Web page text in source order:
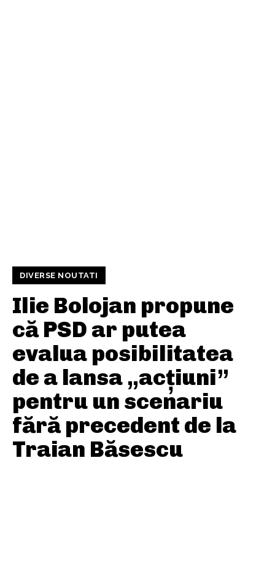
DIVERSE NOUTATI
Ilie Bolojan propune
că PSD ar putea
evalua posibilitatea
de a lansa „acțiuni”
pentru un scenariu
fără precedent de la
Traian Băsescu